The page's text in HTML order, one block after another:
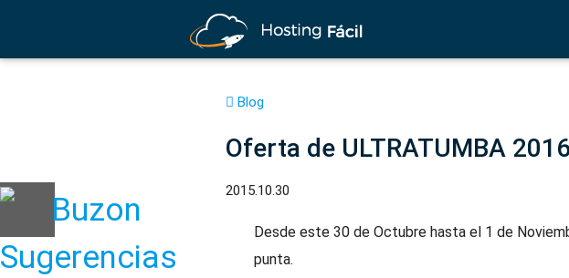
Blog
Oferta de ULTRATUMBA
2015.10.30
Desde este 30 de Octubre hasta el 1 de
punta.